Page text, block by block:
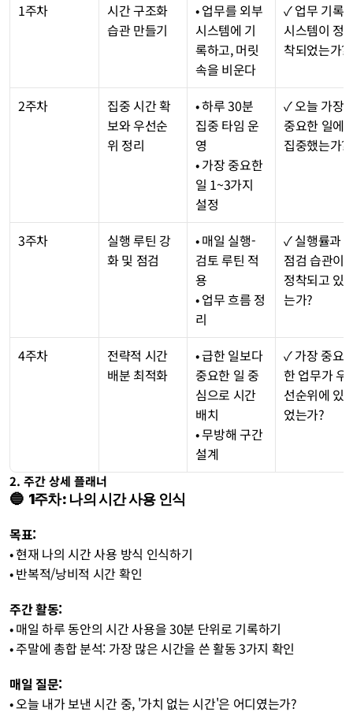
1주차
시간 구조화
습관 만들기
• 업무를 외부
시스템에 기
록하고, 머릿
속을 비운다
✓ 업무 기록
시스템이 정
착되었는가?
2주차
집중 시간 확
보와 우선순
위 정리
• 하루 30분
집중 타임 운
영
• 가장 중요한
일 1~3가지
설정
✓ 오늘 가장
중요한 일에
집중했는가?
3주차
실행 루틴 강
화 및 점검
• 매일 실행-
검토 루틴 적
용
• 업무 흐름 정
리
✓ 실행률과
점검 습관이
정착되고 있
는가?
4주차
전략적 시간
배분 최적화
• 급한 일보다
중요한 일 중
심으로 시간
배치
• 무방해 구간
설계
✓ 가장 중요
한 업무가 우
선순위에 있
었는가?
2. 주간 상세 플래너
🔵  1주차: 나의 시간 사용 인식
목표:
• 현재 나의 시간 사용 방식 인식하기
• 반복적/낭비적 시간 확인
주간 활동:
• 매일 하루 동안의 시간 사용을 30분 단위로 기록하기
• 주말에 총합 분석: 가장 많은 시간을 쓴 활동 3가지 확인
매일 질문:
• 오늘 내가 보낸 시간 중, '가치 없는 시간'은 어디였는가?